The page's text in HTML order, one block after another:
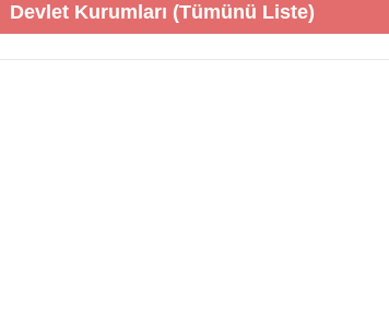
Devlet Kurumları (Tümünü Liste)